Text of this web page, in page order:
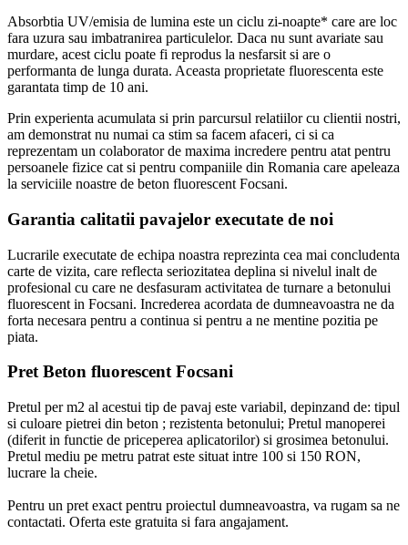
Absorbtia UV/emisia de lumina este un ciclu zi-noapte* care are loc
fara uzura sau imbatranirea particulelor. Daca nu sunt avariate sau
murdare, acest ciclu poate fi reprodus la nesfarsit si are o
performanta de lunga durata. Aceasta proprietate fluorescenta este
garantata timp de 10 ani.
Prin experienta acumulata si prin parcursul relatiilor cu clientii nostri,
am demonstrat nu numai ca stim sa facem afaceri, ci si ca
reprezentam un colaborator de maxima incredere pentru atat pentru
persoanele fizice cat si pentru companiile din Romania care apeleaza
la serviciile noastre de beton fluorescent Focsani.
Garantia calitatii pavajelor executate de noi
Lucrarile executate de echipa noastra reprezinta cea mai concludenta
carte de vizita, care reflecta seriozitatea deplina si nivelul inalt de
profesional cu care ne desfasuram activitatea de turnare a betonului
fluorescent in Focsani. Increderea acordata de dumneavoastra ne da
forta necesara pentru a continua si pentru a ne mentine pozitia pe
piata.
Pret Beton fluorescent Focsani
Pretul per m2 al acestui tip de pavaj este variabil, depinzand de: tipul
si culoare pietrei din beton ; rezistenta betonului; Pretul manoperei
(diferit in functie de priceperea aplicatorilor) si grosimea betonului.
Pretul mediu pe metru patrat este situat intre 100 si 150 RON,
lucrare la cheie.
Pentru un pret exact pentru proiectul dumneavoastra, va rugam sa ne
contactati. Oferta este gratuita si fara angajament.